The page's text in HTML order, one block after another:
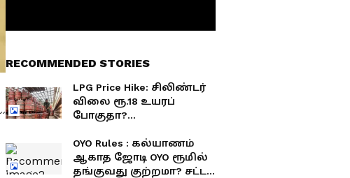
RECOMMENDED STORIES
LPG Price Hike: சிலிண்டர்
விலை ரூ.18 உயரப்
போகுதா?
அடுத்த ஷாக்!
OYO Rules : கல்யாணம்
ஆகாத ஜோடி OYO ரூமில்
தங்குவது குற்றமா? சட்டம்